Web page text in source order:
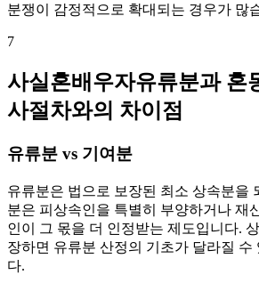
분쟁이 감정적으로 확대되는 경우가 많
7
사실혼배우자유류분과 혼
사절차와의 차이점
유류분 vs 기여분
유류분은 법으로 보장된 최소 상속분을
분은 피상속인을 특별히 부양하거나 재
인이 그 몫을 더 인정받는 제도입니다.
장하면 유류분 산정의 기초가 달라질 수
다.